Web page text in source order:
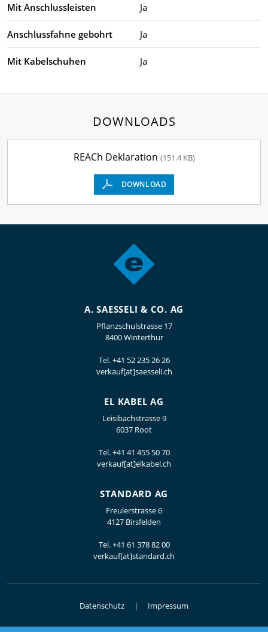
Mit Anschlussleisten Ja
Anschlussfahne gebohrt Ja
Mit Kabelschuhen Ja
DOWNLOADS
REACh Deklaration (151.4 KB)
DOWNLOAD
A. SAESSELI & CO. AG
Pflanzschulstrasse 17
8400 Winterthur
Tel.+41 52 235 26 26
verkauf[at]saesseli.ch
EL KABEL AG
Leisibachstrasse 9
6037 Root
Tel.+41 41 455 50 70
verkauf[at]elkabel.ch
STANDARD AG
Freulerstrasse 6
4127 Birsfelden
Tel.+41 61 378 82 00
verkauf[at]standard.ch
Datenschutz Impressum